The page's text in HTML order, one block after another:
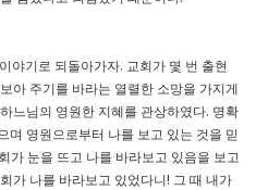
야기로 되돌아가자. 교회가 몇 번 출현
아 주기를 바라는 열렬한 소망을 가지게
느님의 영원한 지혜를 관상하였다. 명확
며 영원으로부터 나를 보고 있는 것을 믿
가 눈을 뜨고 나를 바라보고 있음을 보고
가 나를 바라보고 있었다니 ! 그 때 내가